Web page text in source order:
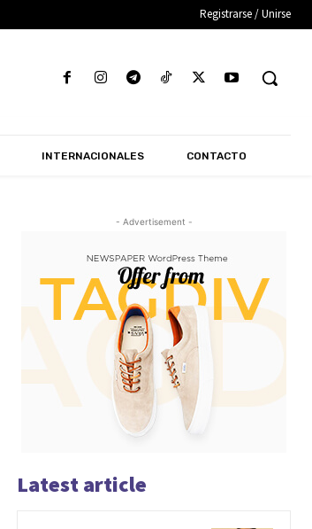
Registrarse / Unirse
INTERNACIONALES CONTACTO
- Advertisement -
Latest article